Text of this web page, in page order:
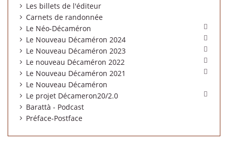
Les billets de l'éditeur
Carnets de randonnée
Le Néo-Décaméron

Le Nouveau Décaméron 2024 
Le Nouveau Décaméron 2023 
Le nouveau Décaméron 2022 
Le Nouveau Décaméron 2021 
Le Nouveau Décaméron
Le projet Décameron20/2.0

Barattà - Podcast
Préface-Postface